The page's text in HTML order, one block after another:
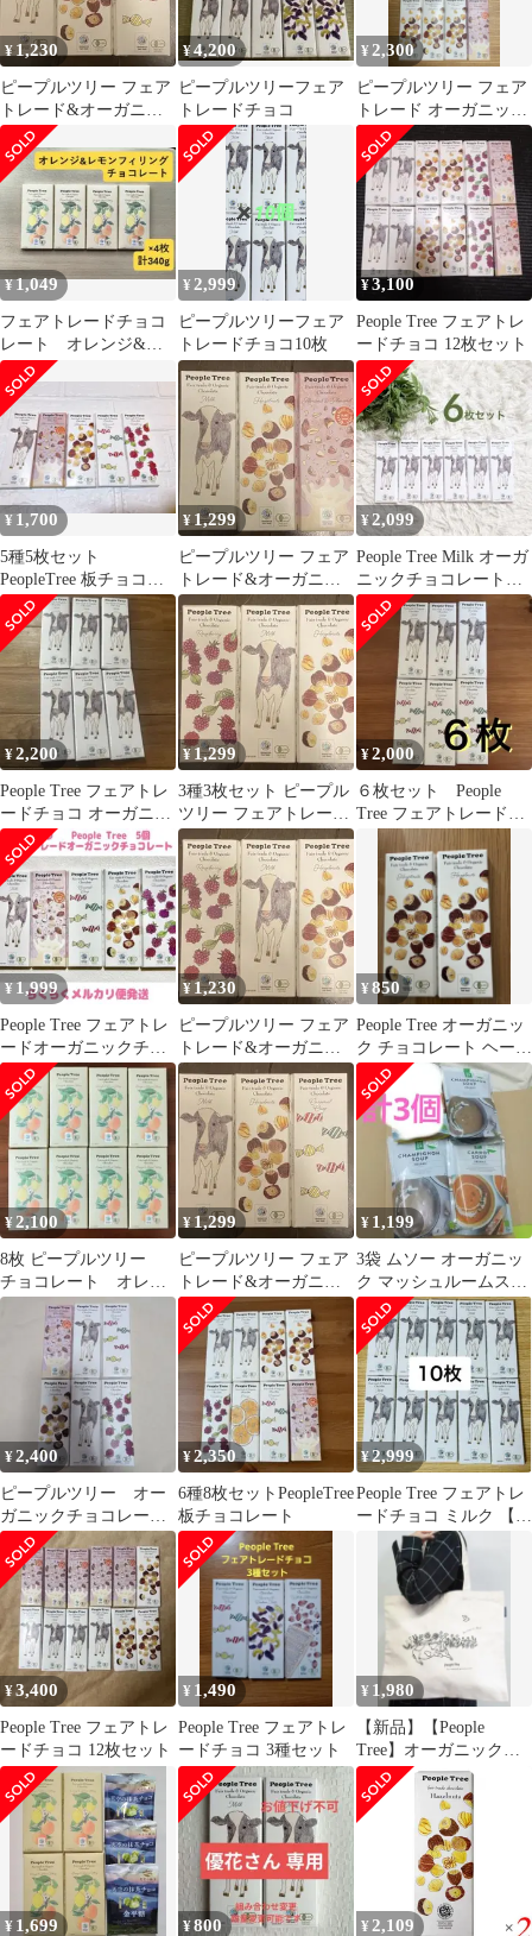
¥ 1,230
ピープルツリー フェア
トレード&オーガニッ
クチョコ 3種 ③カラ
メルクリスプ
¥4,200
ピープルツリーフェア
トレードチョコ
¥ 2,300
ピープルツリー フェア
トレード オーガニック
チョコレート 4種類 8枚
¥1,049
フェアトレードチョコ
レート オレンジ&レ
モンフィリング 4枚
340g
¥2,999
ピープルツリーフェア
トレードチョコ10枚
¥3,100
People Tree フェアトレ
ードチョコ 12枚セット
¥ 1,700
5種5枚セット
PeopleTree 板チョコレ
ート フェアトレード
¥ 1,299
ピープルツリー フェア
トレード&オーガニッ
クチョコ 50g 3種 アー
モンド
¥2,099
People Tree Milk オーガ
ニックチョコレート
ミルク 6枚セット④
¥2,200
People Tree フェアトレ
ードチョコ オーガニッ
クミルク 6枚
¥ 1,299
3種3枚セット ピープル
ツリー フェアトレード
&オーガニックチョコ
50g
¥2,000
６枚セット People
Tree フェアトレード
チョコレート オーガニ
ック
¥ 1,999
People Tree フェアトレ
ードオーガニックチョ
コレート 5個 訳あり
¥ 1,230
ピープルツリー フェア
トレード&オーガニッ
クチョコ 50g 3種 ③
ラズベリー
¥850
People Tree オーガニッ
ク チョコレート ヘーゼ
ルナッツ 2枚
¥2,100
8枚 ピープルツリー
チョコレート オレン
ジ＆レモン フィリン
グ オーガニック
¥ 1,299
ピープルツリー フェア
トレード&オーガニッ
クチョコ 3種 カラメ
ルクリスプ
¥ 1,199
3袋 ムソー オーガニッ
ク マッシュルームスー
プ キャロットスープ
AUGA
¥2,400
ピープルツリー オー
ガニックチョコレート
6枚セット
¥2,350
6種8枚セットPeopleTree
板チョコレート
¥2,999
People Tree フェアトレ
ードチョコ ミルク 【10
枚】オーガニック
¥3,400
People Tree フェアトレ
ードチョコ 12枚セット
¥ 1,490
People Tree フェアトレ
ードチョコ 3種セット
¥ 1,980
【新品】【People
Tree】オーガニックコ
ットン トートバッグ
¥ 1,699 ¥800 ¥ 2,109